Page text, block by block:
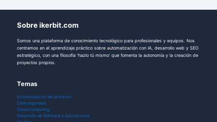
Sobre ikerbit.com
Somos una plataforma de conocimiento tecnológico para profesionales y equipos. Nos
centramos en el aprendizaje práctico sobre automatización con IA, desarrollo web y SEO
estratégico, con una filosofía 'hazlo tú mismo' que fomenta la autonomía y la creación de
proyectos propios.
Temas
Automatización de procesos
Ciberseguridad
Cloud computing
Desarrollo de Software y Aplicaciones